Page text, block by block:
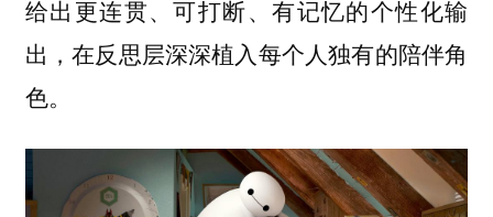
给出更连贯、可打断、有记忆的个性化输
出，在反思层深深植入每个人独有的陪伴角
色。